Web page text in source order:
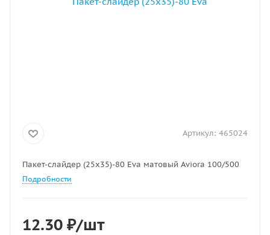
Артикул: 465024
Пакет-слайдер (25х35)-80 Eva матовый Aviora 100/500
Подробности
12.30 ₽/шт